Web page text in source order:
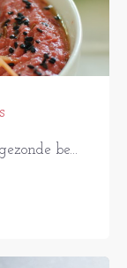
be...